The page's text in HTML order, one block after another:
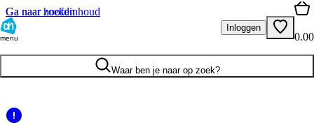
Ga naar hoofdinhoud
Ga naar zoeken
menu
Inloggen
0.00
Waar ben je naar op zoek?